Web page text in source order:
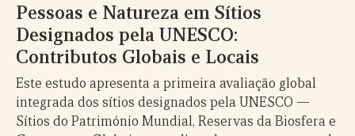
Pessoas e Natureza em Sítios
Designados pela UNESCO:
Contributos Globais e Locais
Este estudo apresenta a primeira avaliação global
integrada dos sítios designados pela UNESCO —
Sítios do Património Mundial, Reservas da Biosfera e